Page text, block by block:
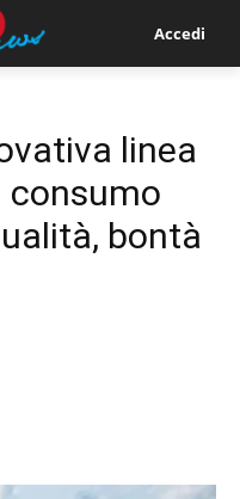
Accedi
linea
consumo
bontà